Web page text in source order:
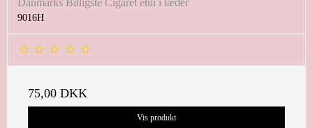
Danmarks Billigste Cigaret etui i læder
9016H
75,00 DKK
Vis produkt